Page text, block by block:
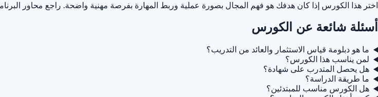
اختر هذا الكورس إذا كان هدفك هو فهم المجال بصورة عملية وربط المهارة بفرصة مهنية واضحة. راجع محاور
أسئلة شائعة عن الكورس
ما هو دبلومة قياس الاستثمار والعائد من التدريب؟
لمن يناسب هذا الكورس؟
هل يحصل المتدرب على شهادة؟
ما طريقة الدراسة؟
هل الكورس مناسب للمبتدئين؟